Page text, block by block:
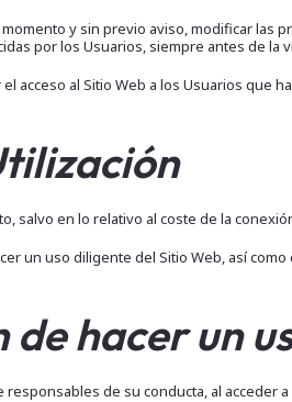
momento y sin previo aviso, modificar
por los Usuarios, siempre antes de la
el acceso al Sitio Web a los Usuarios
salvo en lo relativo al coste de la
un uso diligente del Sitio Web, así
de hacer un
de su conducta, al acceder